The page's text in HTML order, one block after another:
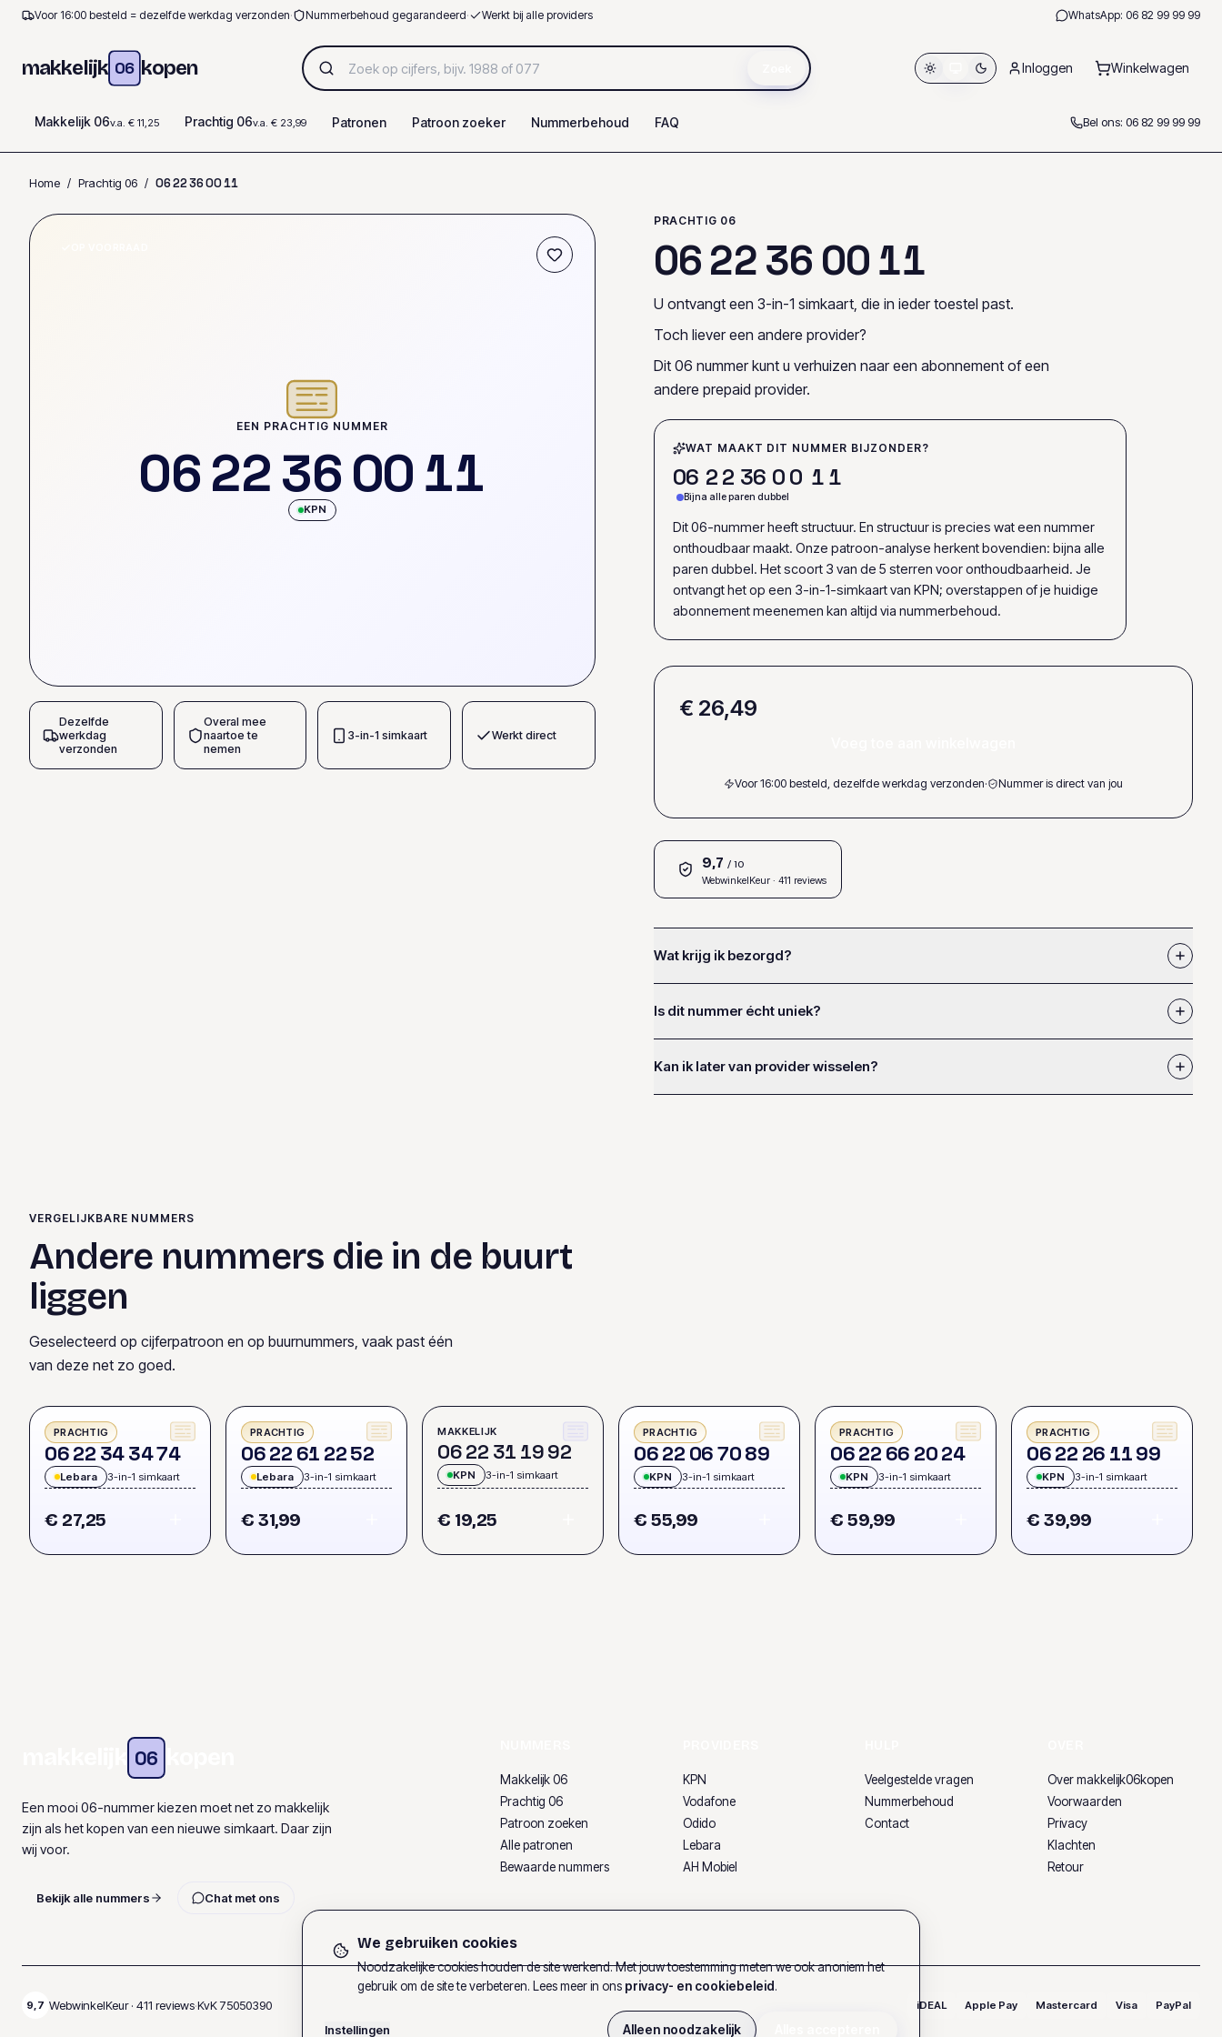
Voor 16:00 besteld = dezelfde werkdag verzonden· Nummerbehoud gegarandeerd· Werkt bij alle providers WhatsApp: 06 82 99 99 99
makkelijk 06 kopen Inloggen Winkelwagen
Makkelijk 06v.a. € 11,25 Prachtig 06v.a. € 23,99 Patronen Patroon zoeker Nummerbehoud FAQ Bel ons: 06 82 99 99 99
Home / Prachtig 06 / 0622360011
EEN PRACHTIG NUMMER
0622360011
KPN
Dezelfde
werkdag
verzonden
Overal mee
naartoe te
nemen
3-in-1 simkaart Werkt direct
PRACHTIG 06
062236 0011
U ontvangt een 3-in-1 simkaart, die in ieder toestel past.
Toch liever een andere provider?
Dit 06 nummer kunt u verhuizen naar een abonnement of een
andere prepaid provider.
WAT MAAKT DIT NUMMER BIJZONDER?
06 22 36 00 11
Bijna alle paren dubbel
Dit 06-nummer heeft structuur. En structuur is precies wat een nummer
onthoudbaar maakt. Onze patroon-analyse herkent bovendien: bijna alle
paren dubbel. Het scoort 3 van de 5 sterren voor onthoudbaarheid. Je
ontvangt het op een 3-in-1-simkaart van KPN; overstappen of je huidige
abonnement meenemen kan altijd via nummerbehoud.
€ 26,49
Voor 16:00 besteld, dezelfde werkdag verzonden· Nummer is direct van jou
9,7 / 10
WebwinkelKeur· 411 reviews
Wat krijg ik bezorgd?
Is dit nummer écht uniek?
Kan ik later van provider wisselen?
VERGELIJKBARE NUMMERS
Andere nummers die in de buurt
liggen
Geselecteerd op cijferpatroon en op buurnummers, vaak past één
van deze net zo goed.
PRACHTIG
0622 343474
Lebara 3-in-1 simkaart
€ 27,25
PRACHTIG
0622 61 2252
Lebara 3-in-1 simkaart
€ 31,99
MAKKELIJK
0622 31 1992
KPN 3-in-1 simkaart
€ 19,25
PRACHTIG
0622 067089
KPN 3-in-1 simkaart
€ 55,99
PRACHTIG
0622 66 2024
KPN 3-in-1 simkaart
€ 59,99
PRACHTIG
0622 26 1199
KPN 3-in-1 simkaart
€ 39,99
06
Een mooi 06-nummer kiezen moet net zo makkelijk
zijn als het kopen van een nieuwe simkaart. Daar zijn
wij voor.
Bekijk alle nummers Chat met ons
Makkelijk 06
Prachtig 06
Patroon zoeken
Alle patronen
Bewaarde nummers
KPN
Vodafone
Odido
Lebara
AH Mobiel
Veelgestelde vragen
Nummerbehoud
Contact
Over makkelijk06kopen
Voorwaarden
Privacy
Klachten
Retour
9,7 WebwinkelKeur · 411 reviews·KvK75050390 iDEAL Apple Pay Mastercard Visa PayPal
We gebruiken cookies
Noodzakelijke cookies houden de site werkend. Met jouw toestemming meten we ook anoniem het
gebruik om de site te verbeteren. Lees meer in ons privacy- en cookiebeleid.
Instellingen Alleen noodzakelijk